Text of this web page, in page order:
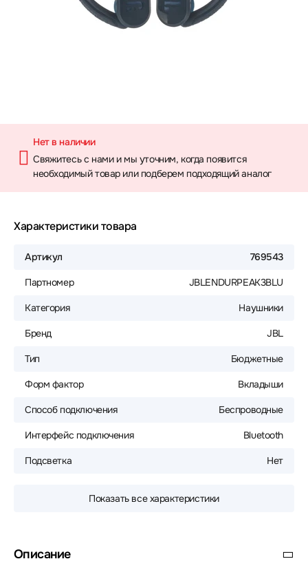
Нет в наличии
Свяжитесь с нами и мы уточним, когда появится
необходимый товар или подберем подходящий аналог
Характеристики товара
Артикул 769543
Партномер JBLENDURPEAK3BLU
Категория Наушники
Бренд JBL
Тип Бюджетные
Форм фактор Вкладыши
Способ подключения Беспроводные
Интерфейс подключения Bluetooth
Подсветка Нет
Показать все характеристики
Описание